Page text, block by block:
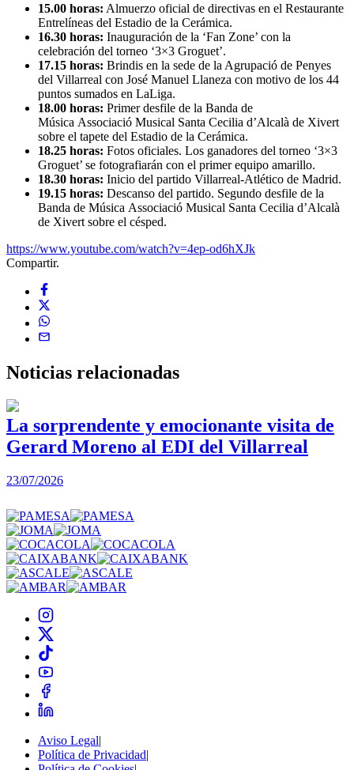
15.00 horas: Almuerzo oficial de directivas en el Restaurante
Entrelíneas del Estadio de la Cerámica.
16.30 horas: Inauguración de la ‘Fan Zone’ con la
celebración del torneo ‘3×3 Groguet’.
17.15 horas: Brindis en la sede de la Agrupació de Penyes
del Villarreal con José Manuel Llaneza con motivo de los 44
puntos sumados en LaLiga.
18.00 horas: Primer desfile de la Banda de
Música Associació Musical Santa Cecilia d’Alcalà de Xivert
sobre el tapete del Estadio de la Cerámica.
18.25 horas: Fotos oficiales. Los ganadores del torneo ‘3×3
Groguet’ se fotografiarán con el primer equipo amarillo.
18.30 horas: Inicio del partido Villarreal-Atlético de Madrid.
19.15 horas: Descanso del partido. Segundo desfile de la
Banda de Música Associació Musical Santa Cecilia d’Alcalà
de Xivert sobre el césped.
https://www.youtube.com/watch?v=4ep-od6hXJk
Compartir.
Noticias relacionadas
La sorprendente y emocionante visita de
Gerard Moreno al EDI del Villarreal
23/07/2026
Aviso Legal|
Política de Privacidad|